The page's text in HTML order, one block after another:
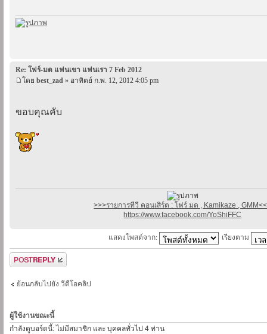
Re: โฟร์-มด แฟนเขา แฟนเรา 7 Feb 2012
โดย best_zad » อาทิตย์ ก.พ. 12, 2012 4:05 pm
ขอบคุณคับ
>>>รายการทีวี คอนเสิร์ต : โฟร์ มด , Kamikaze ,
https://www.facebook.com/YoShiFFC
แสดงโพสต์จาก: เรียงตาม
ตอบกระทู้
ย้อนกลับไปยัง วีดีโอคลิป
ผู้ใช้งานขณะนี้
กำลังดูบอร์ดนี้: ไม่มีสมาชิก และ บุคคลทั่วไป 4 ท่าน